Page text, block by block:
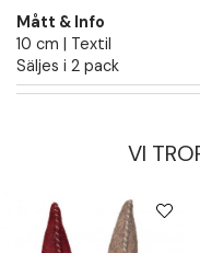
Mått & Info
10 cm | Textil
Säljes i 2 pack
VI